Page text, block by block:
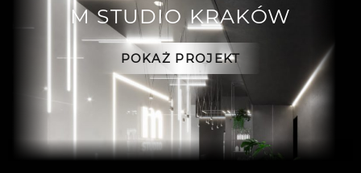
M STUDIO KRAKÓW
POKAŻ PROJEKT